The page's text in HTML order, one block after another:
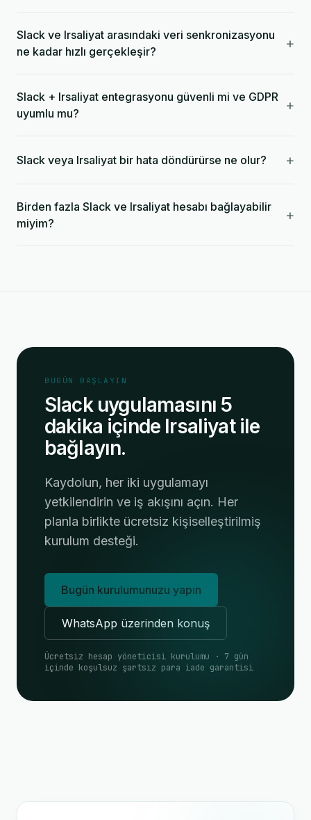
Slack ve Irsaliyat arasındaki veri senkronizasyonu
ne kadar hızlı gerçekleşir?
+
Slack + Irsaliyat entegrasyonu güvenli mi ve GDPR
uyumlu mu?
+
Slack veya Irsaliyat bir hata döndürürse ne olur? +
Birden fazla Slack ve Irsaliyat hesabı bağlayabilir
miyim?
+
BUGÜN BAŞLAYIN
Slack uygulamasını 5
dakika içinde Irsaliyat ile
bağlayın.
Kaydolun, her iki uygulamayı
yetkilendirin ve iş akışını açın. Her
planla birlikte ücretsiz kişiselleştirilmiş
kurulum desteği.
Bugün kurulumunuzu yapın
WhatsApp üzerinden konuş
Ücretsiz hesap yöneticisi kurulumu · 7 gün
içinde koşulsuz şartsız para iade garantisi